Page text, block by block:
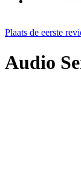
Plaats de eerste
Audio